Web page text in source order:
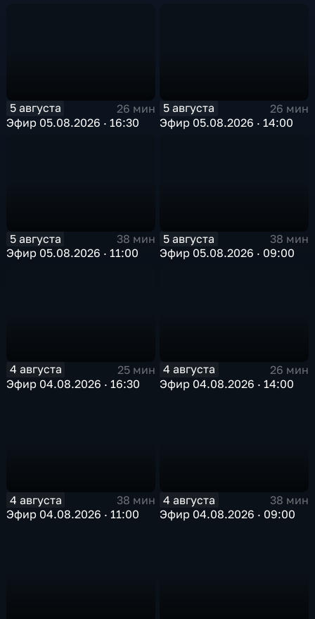
5 августа
26 мин
Эфир 05.08.2026 · 16:30
5 августа
26 мин
Эфир 05.08.2026 · 14:00
5 августа
38 мин
Эфир 05.08.2026 · 11:00
5 августа
38 мин
Эфир 05.08.2026 · 09:00
4 августа
25 мин
Эфир 04.08.2026 · 16:30
4 августа
26 мин
Эфир 04.08.2026 · 14:00
4 августа
38 мин
Эфир 04.08.2026 · 11:00
4 августа
38 мин
Эфир 04.08.2026 · 09:00